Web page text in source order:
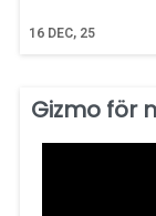
16 DEC, 25
Gizmo för